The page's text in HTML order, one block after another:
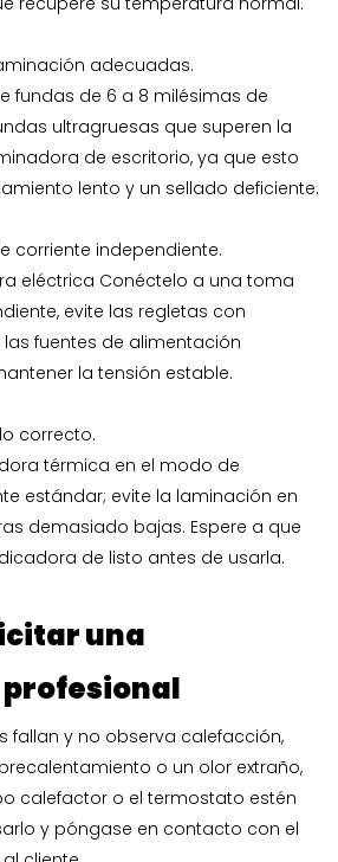
adecuadas.
fundas de 6 a 8 milésimas de
ultragruesas que superen la
de escritorio, ya que esto
lento y un sellado deficiente.
corriente independiente.
eléctrica Conéctelo a una toma
evite las regletas con
fuentes de alimentación
la tensión estable.
correcto.
térmica en el modo de
estándar; evite la laminación en
demasiado bajas. Espere a que
de listo antes de usarla.
una
fallan y no observa calefacción,
o un olor extraño,
calefactor o el termostato estén
y póngase en contacto con el